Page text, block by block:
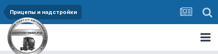
Прицепы и надстройки